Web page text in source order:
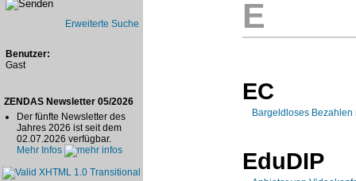
Erweiterte Suche
Benutzer:
Gast
ZENDAS Newsletter 05/2026
Der fünfte Newsletter des
Jahres 2026 ist seit dem
02.07.2026 verfügbar.
Mehr Infos
E
EC
Bargeldloses Bezahlen
EduDIP